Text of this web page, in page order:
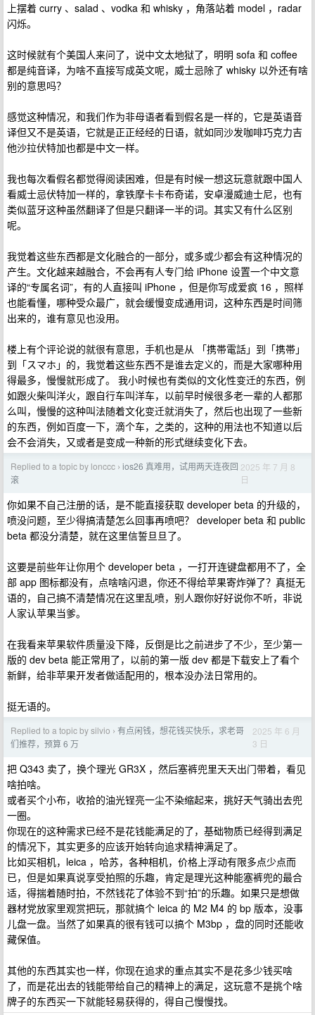
上摆着 curry 、salad 、vodka 和 whisky ，角落站着 model ，radar
闪烁。
这时候就有个美国人来问了，说中文太地狱了，明明 sofa 和 coffee
都是纯音译，为啥不直接写成英文呢，威士忌除了 whisky 以外还有啥
别的意思吗？
感觉这种情况，和我们作为非母语者看到假名是一样的，它是英语音
译但又不是英语，它就是正正经经的日语，就如同沙发咖啡巧克力吉
他沙拉伏特加也都是中文一样。
我也每次看假名都觉得阅读困难，但是有时候一想这玩意就跟中国人
看威士忌伏特加一样的，拿铁摩卡卡布奇诺，安卓漫威迪士尼，也有
类似蓝牙这种虽然翻译了但是只翻译一半的词。其实又有什么区别
呢。
我觉着这些东西都是文化融合的一部分，或多或少都会有这种情况的
产生。文化越来越融合，不会再有人专门给 iPhone 设置一个中文意
译的“专属名词”，有的人直接叫 iPhone ，但是你写成爱疯 16 ，照样
也能看懂，哪种受众最广，就会缓慢变成通用词，这种东西是时间筛
出来的，谁有意见也没用。
楼上有个评论说的就很有意思，手机也是从 「携帯電話」到「携帯」
到「スマホ」的，我觉着这些东西不是谁去定义的，而是大家哪种用
得最多，慢慢就形成了。 我小时候也有类似的文化性变迁的东西，例
如跟火柴叫洋火，跟自行车叫洋车，以前早时候很多老一辈的人都那
么叫，慢慢的这种叫法随着文化变迁就消失了，然后也出现了一些新
的东西，例如百度一下，滴个车，之类的，这种的用法也不知道以后
会不会消失，又或者是变成一种新的形式继续变化下去。
Replied to a topic by lonccc › ios26 真难用，试用两天连夜回
滚
2025 年 7 月 8
日
你如果不自己注册的话，是不能直接获取 developer beta 的升级的，
喷没问题，至少得搞清楚怎么回事再喷吧？ developer beta 和 public
beta 都没分清楚，就在这里信誓旦旦了。
这要是前些年让你用个 developer beta ，一打开连键盘都用不了，全
部 app 图标都没有，点啥啥闪退，你还不得给苹果寄炸弹了？真挺无
语的，自己搞不清楚情况在这里乱喷，别人跟你好好说你不听，非说
人家认苹果当爹。
在我看来苹果软件质量没下降，反倒是比之前进步了不少，至少第一
版的 dev beta 能正常用了，以前的第一版 dev 都是下载安上了看个
新鲜，给非苹果开发者做适配用的，根本没办法日常用的。
挺无语的。
Replied to a topic by silvio › 有点闲钱，想花钱买快乐，求老哥
们推荐，预算 6 万
2025 年 6 月
3 日
把 Q343 卖了，换个理光 GR3X ，然后塞裤兜里天天出门带着，看见
啥拍啥。
或者买个小布，收拾的油光锃亮一尘不染缩起来，挑好天气骑出去兜
一圈。
你现在的这种需求已经不是花钱能满足的了，基础物质已经得到满足
的情况下，其实更多的应该开始转向追求精神满足了。
比如买相机，leica ，哈苏，各种相机，价格上浮动有限多点少点而
已，但是如果真说享受拍照的乐趣，肯定是理光这种能塞裤兜的最合
适，得揣着随时拍，不然钱花了体验不到“拍”的乐趣。如果只是想做
器材党放家里观赏把玩，那就搞个 leica 的 M2 M4 的 bp 版本，没事
儿盘一盘。当然了如果真的很有钱可以搞个 M3bp ，盘的同时还能收
藏保值。
其他的东西其实也一样，你现在追求的重点其实不是花多少钱买啥
了，而是花出去的钱能带给自己的精神上的满足，这玩意不是挑个啥
牌子的东西买一下就能轻易获得的，得自己慢慢找。